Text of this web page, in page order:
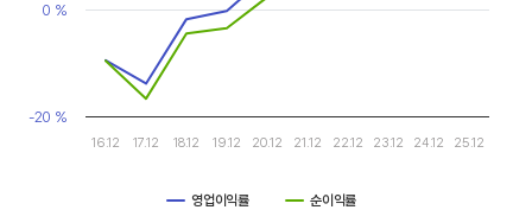
영업이익률 순이익률
16.12 17.12 18.12 19.12 20.12 21.12 22.12 23.12 24.12 25.12
-20 %
0 %